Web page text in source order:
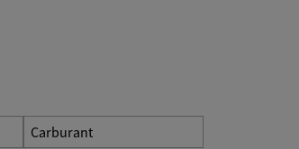
Carburant